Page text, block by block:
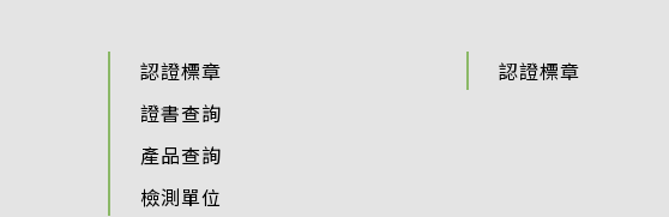
認證標章
證書查詢
產品查詢
檢測單位
認證標章